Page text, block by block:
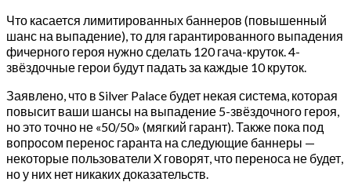
Что касается лимитированных баннеров (повышенный
шанс на выпадение), то для гарантированного выпадения
фичерного героя нужно сделать 120 гача-круток. 4-
звёздочные герои будут падать за каждые 10 круток.
Заявлено, что в Silver Palace будет некая система, которая
повысит ваши шансы на выпадение 5-звёздочного героя,
но это точно не «50/50» (мягкий гарант). Также пока под
вопросом перенос гаранта на следующие баннеры —
некоторые пользователи X говорят, что переноса не будет,
но у них нет никаких доказательств.